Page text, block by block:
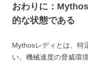
おわりに：
的な状態である
Mythosレディとは、特
い。機械速度の脅威環